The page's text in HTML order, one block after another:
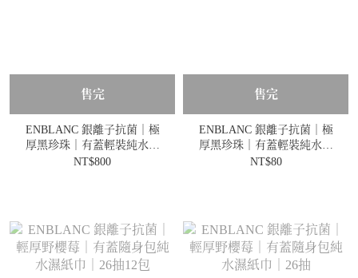
售完
ENBLANC 銀離子抗菌｜極
厚黑珍珠｜有蓋輕裝純水濕
紙巾｜36抽10包
NT$800
售完
ENBLANC 銀離子抗菌｜極
厚黑珍珠｜有蓋輕裝純水濕
紙巾｜36抽
NT$80